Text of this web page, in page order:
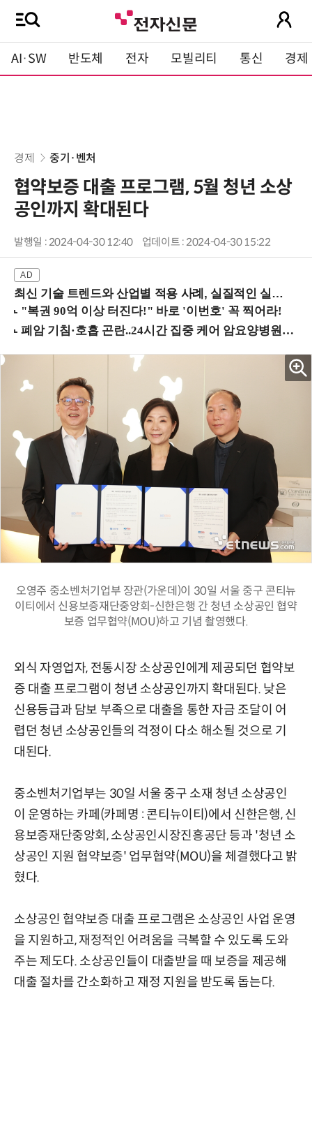
AI·SW 반도체 전자 모빌리티 통신 경제
경제 중기·벤처
협약보증 대출 프로그램, 5월 청년 소상
공인까지 확대된다
발행일 : 2024-04-30 12:40 업데이트 : 2024-04-30 15:22
최신 기술 트렌드와 산업별 적용 사례, 실질적인 실행 전략을 공유 (9/18 양재역)
오영주 중소벤처기업부 장관(가운데)이 30일 서울 중구 콘티뉴
이티에서 신용보증재단중앙회-신한은행 간 청년 소상공인 협약
보증 업무협약(MOU)하고 기념 촬영했다.
외식 자영업자, 전통시장 소상공인에게 제공되던 협약보
증 대출 프로그램이 청년 소상공인까지 확대된다. 낮은
신용등급과 담보 부족으로 대출을 통한 자금 조달이 어
렵던 청년 소상공인들의 걱정이 다소 해소될 것으로 기
대된다.
중소벤처기업부는 30일 서울 중구 소재 청년 소상공인
이 운영하는 카페(카페명 : 콘티뉴이티)에서 신한은행, 신
용보증재단중앙회, 소상공인시장진흥공단 등과 '청년 소
상공인 지원 협약보증' 업무협약(MOU)을 체결했다고 밝
혔다.
소상공인 협약보증 대출 프로그램은 소상공인 사업 운영
을 지원하고, 재정적인 어려움을 극복할 수 있도록 도와
주는 제도다. 소상공인들이 대출받을 때 보증을 제공해
대출 절차를 간소화하고 재정 지원을 받도록 돕는다.